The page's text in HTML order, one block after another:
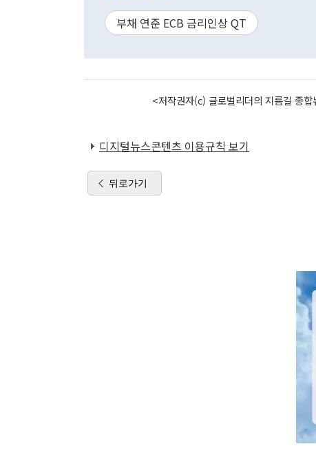
부채 연준 ECB 금리인상 QT
<저작권자(c) 글로벌리더의 지름길 종
디지털뉴스콘텐츠 이용규칙 보기
뒤로가기